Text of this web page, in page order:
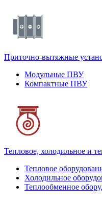
Приточно-вытяжные
Модульные ПВУ
Компактные ПВУ
Тепловое, холодильное и
Тепловое
Холодильное
Теплообменное